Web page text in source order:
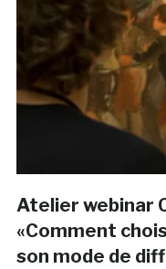
Atelier webinar
«Comment
son mode de